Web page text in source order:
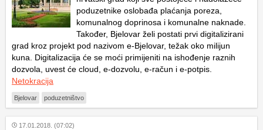
poduzetnike oslobađa plaćanja poreza,
komunalnog doprinosa i komunalne naknade.
Također, Bjelovar želi postati prvi digitalizirani
grad kroz projekt pod nazivom e-Bjelovar, težak oko milijun
kuna. Digitalizacija će se moći primijeniti na ishođenje raznih
dozvola, uvest će cloud, e-dozvolu, e-račun i e-potpis.
Netokracija
Bjelovar poduzetništvo
17.01.2018. (07:02)